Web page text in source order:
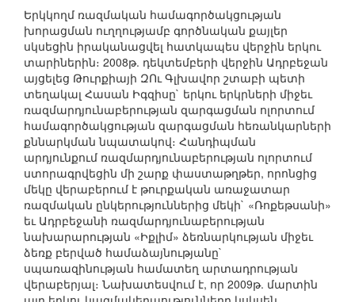
Երկկողմ ռազմական համագործակցության
խորացման ուղղությամբ գործնական քայլեր
սկսեցին իրականացվել հատկապես վերջին երկու
տարիներին։ 2008թ. դեկտեմբերի վերջին Ադրբեջան
այցելեց Թուրքիայի ԶՈւ Գլխավոր շտաբի պետի
տեղակալ Հասան Իգզիսը` երկու երկրների միջեւ
ռազմարդյունաբերության զարգացման ոլորտում
համագործակցության զարգացման հեռանկարների
քննարկման նպատակով։ Հանդիպման
արդյունքում ռազմարդյունաբերության ոլորտում
ստորագրվեցին մի շարք փաստաթղթեր, որոնցից
մեկը վերաբերում է թուրքական առաջատար
ռազմական ընկերություններից մեկի` «Ռոքեթսանի»
եւ Ադրբեջանի ռազմարդյունաբերության
նախարարության «Իքլիմ» ձեռնարկության միջեւ
ձեռք բերված համաձայնությանը`
սպառազինության համատեղ արտադրության
վերաբերյալ։ Նախատեսվում է, որ 2009թ. մարտին